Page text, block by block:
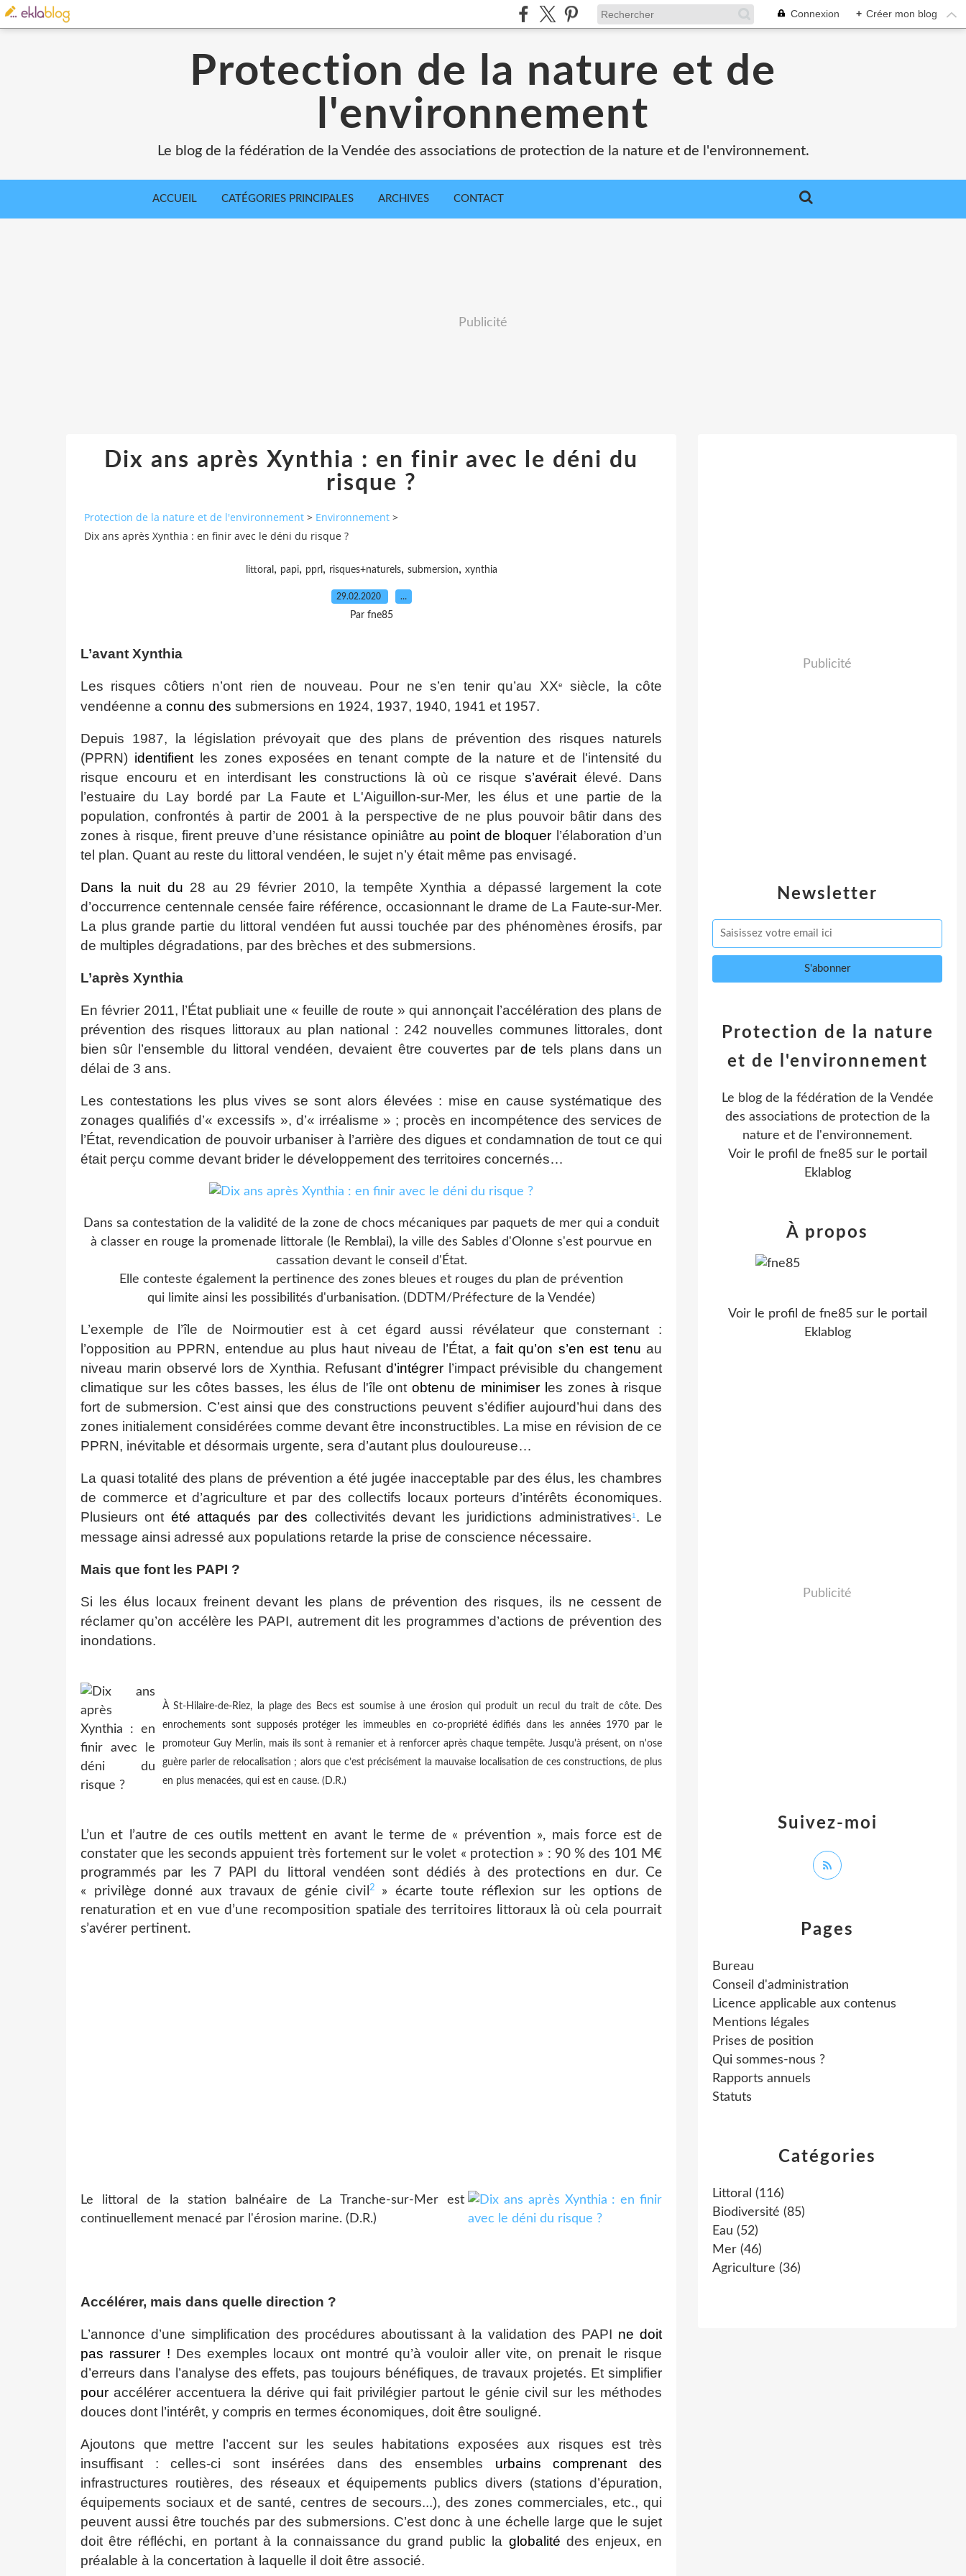
Connexion + Créer mon blog
Protection de la nature et de
l'environnement
Le blog de la fédération de la Vendée des associations de protection de la nature et de l'environnement.
ACCUEIL CATÉGORIES PRINCIPALES ARCHIVES CONTACT
Publicité
Dix ans après Xynthia : en finir avec le déni du
risque ?
Protection de la nature et de l'environnement > Environnement >
Dix ans après Xynthia : en finir avec le déni du risque ?
littoral , papi, pprl, risques+naturels, submersion, xynthia
29.02.2020 …
Par fne85
L’avant Xynthia
Les risques côtiers n’ont rien de nouveau. Pour ne s’en tenir qu’au XXe
siècle, la côte
vendéenne a connu des submersions en 1924, 1937, 1940, 1941 et 1957.
Depuis 1987, la législation prévoyait que des plans de prévention des risques naturels
(PPRN) identifient les zones exposées en tenant compte de la nature et de l'intensité du
risque encouru et en interdisant lesconstructions là où ce risque s’avérait élevé. Dans
l’estuaire du Lay bordé par La Faute et L'Aiguillon-sur-Mer, les élus et une partie de la
population, confrontés à partir de 2001 à la perspective de ne plus pouvoir bâtir dans des
zones à risque, firent preuve d’une résistance opiniâtreau point de bloquer l’élaboration d’un
tel plan. Quant au reste du littoral vendéen, le sujet n’y était même pas envisagé.
Dans la nuit du 28 au 29 février 2010, la tempête Xynthia a dépassé largement la cote
d’occurrence centennale censée faire référence, occasionnant le drame de La Faute-sur-Mer.
La plus grande partie du littoral vendéen fut aussi touchée par des phénomènes érosifs, par
de multiples dégradations, par des brèches et des submersions.
L’après Xynthia
En février 2011, l’État publiait une « feuille de route » qui annonçait l’accélération des plans de
prévention des risques littoraux au plan national : 242 nouvelles communes littorales, dont
bien sûr l’ensemble du littoral vendéen, devaient être couvertes pardetels plans dans un
délai de 3 ans.
Les contestations les plus vives se sont alors élevées : mise en cause systématique des
zonages qualifiés d’« excessifs », d’« irréalisme » ; procès en incompétence des services de
l’État, revendication de pouvoir urbaniser à l’arrière des digues et condamnation de tout ce qui
était perçu comme devant brider le développement des territoires concernés…
Dans sa contestation de la validité de la zone de chocs mécaniques par paquets de mer qui a conduit
à classer en rouge la promenade littorale (le Remblai), la ville des Sables d'Olonne s'est pourvue en
cassation devant le conseil d'État.
Elle conteste également la pertinence des zones bleues et rouges du plan de prévention
qui limite ainsi les possibilités d'urbanisation. (DDTM/Préfecture de la Vendée)
L’exemple de l’île de Noirmoutier est à cet égard aussi révélateur que consternant :
l’opposition au PPRN, entendue au plus haut niveau de l’État, a fait qu’on s’en est tenu au
niveau marin observé lors de Xynthia. Refusant d’intégrerl’impact prévisible du changement
climatique sur les côtes basses, les élus de l'île ontobtenu de minimiser les zonesà risque
fort de submersion. C’est ainsi que des constructions peuvent s’édifier aujourd’hui dans des
zones initialement considérées comme devant être inconstructibles. La mise en révision de ce
PPRN, inévitable et désormais urgente, sera d’autant plus douloureuse…
La quasi totalité des plans de prévention a été jugée inacceptable par des élus, les chambres
de commerce et d’agriculture et par des collectifs locaux porteurs d’intérêts économiques.
Plusieurs ont été attaqués par des collectivités devant les juridictions administratives1 . Le
message ainsi adressé aux populations retarde la prise de conscience nécessaire.
Mais que font les PAPI ?
Si les élus locaux freinent devant les plans de prévention des risques, ils ne cessent de
réclamer qu’on accélère les PAPI, autrement dit les programmes d’actions de prévention des
inondations.
À St-Hilaire-de-Riez, la plage des Becs est soumise à une érosion qui produit un recul du trait de côte. Des
enrochements sont supposés protéger les immeubles en co-propriété édifiés dans les années 1970 par le
promoteur Guy Merlin, mais ils sont à remanier et à renforcer après chaque tempête. Jusqu'à présent, on n'ose
guère parler de relocalisation ; alors que c’est précisément la mauvaise localisation de ces constructions, de plus
en plus menacées, qui est en cause. (D.R.)
L’un et l’autre de ces outils mettent en avant le terme de « prévention », mais force est de
constater que les seconds appuient très fortement sur le volet « protection » : 90 % des 101 M€
programmés par les 7 PAPI du littoral vendéen sont dédiés à des protections en dur. Ce
« privilège donné aux travaux de génie civil 2
» écarte toute réflexion sur les options de
renaturation et en vue d’une recomposition spatiale des territoires littoraux là où cela pourrait
s’avérer pertinent.
Le littoral de la station balnéaire de La Tranche-sur-Mer est
continuellement menacé par l'érosion marine. (D.R.)
Accélérer, mais dans quelle direction ?
L’annonce d’une simplification des procédures aboutissant à la validation des PAPI ne doit
pas rassurer ! Des exemples locaux ont montré qu’à vouloir aller vite, on prenait le risque
d’erreurs dans l’analyse des effets, pas toujours bénéfiques, de travaux projetés. Et simplifier
pour accélérer accentuera la dérive qui fait privilégier partout le génie civil sur les méthodes
douces dont l’intérêt, y compris en termes économiques, doit être souligné.
Ajoutons que mettre l’accent sur les seules habitations exposées aux risques est très
insuffisant : celles-ci sont insérées dans des ensembles urbains comprenant des
infrastructures routières, des réseaux et équipements publics divers (stations d’épuration,
équipements sociaux et de santé, centres de secours...), des zones commerciales, etc., qui
peuvent aussi être touchés par des submersions. C’est donc à une échelle large que le sujet
doit être réfléchi, en portant à la connaissance du grand public la globalité des enjeux, en
préalable à la concertation à laquelle il doit être associé.
Newsletter
Publicité
Catégories
Littoral (116)
Biodiversité (85)
Eau (52)
Mer (46)
Agriculture (36)
Pages
Bureau
Conseil d'administration
Licence applicable aux contenus
Mentions légales
Prises de position
Qui sommes-nous ?
Rapports annuels
Statuts
Protection de la nature
et de l'environnement
Le blog de la fédération de la Vendée
des associations de protection de la
nature et de l'environnement.
Voir le profil de fne85sur le portail
Eklablog
Suivez-moi
À propos
Voir le profil de fne85sur le portail
Eklablog
Publicité